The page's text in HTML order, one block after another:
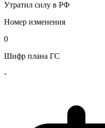
Утратил силу в РФ
Номер изменения
0
Шифр плана ГС
-